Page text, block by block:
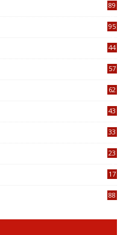
89
95
44
57
62
43
33
23
17
88